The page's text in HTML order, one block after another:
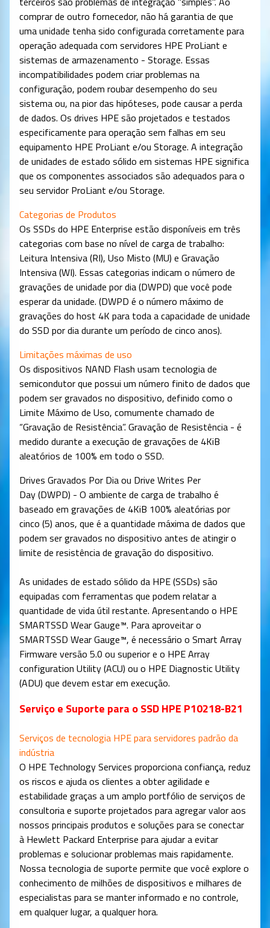
comprar de outro fornecedor, não há garantia de que
uma unidade tenha sido configurada corretamente para
operação adequada com servidores HPE ProLiant e
sistemas de armazenamento - Storage. Essas
incompatibilidades podem criar problemas na
configuração, podem roubar desempenho do seu
sistema ou, na pior das hipóteses, pode causar a perda
de dados. Os drives HPE são projetados e testados
especificamente para operação sem falhas em seu
equipamento HPE ProLiant e/ou Storage. A integração
de unidades de estado sólido em sistemas HPE significa
que os componentes associados são adequados para o
seu servidor ProLiant e/ou Storage.
Categorias de Produtos
Os SSDs do HPE Enterprise estão disponíveis em três
categorias com base no nível de carga de trabalho:
Leitura Intensiva (RI), Uso Misto (MU) e Gravação
Intensiva (WI). Essas categorias indicam o número de
gravações de unidade por dia (DWPD) que você pode
esperar da unidade. (DWPD é o número máximo de
gravações do host 4K para toda a capacidade de unidade
do SSD por dia durante um período de cinco anos).
Limitações máximas de uso
Os dispositivos NAND Flash usam tecnologia de
semicondutor que possui um número finito de dados que
podem ser gravados no dispositivo, definido como o
Limite Máximo de Uso, comumente chamado de
“Gravação de Resistência”. Gravação de Resistência - é
medido durante a execução de gravações de 4KiB
aleatórios de 100% em todo o SSD.
Drives Gravados Por Dia ou Drive Writes Per
Day (DWPD) - O ambiente de carga de trabalho é
baseado em gravações de 4KiB 100% aleatórias por
cinco (5) anos, que é a quantidade máxima de dados que
podem ser gravados no dispositivo antes de atingir o
limite de resistência de gravação do dispositivo.
As unidades de estado sólido da HPE (SSDs) são
equipadas com ferramentas que podem relatar a
quantidade de vida útil restante. Apresentando o HPE
SMARTSSD Wear Gauge™. Para aproveitar o
SMARTSSD Wear Gauge™, é necessário o Smart Array
Firmware versão 5.0 ou superior e o HPE Array
configuration Utility (ACU) ou o HPE Diagnostic Utility
(ADU) que devem estar em execução.
Serviço e Suporte para o SSD HPE P10218-B21
Serviços de tecnologia HPE para servidores padrão da
indústria
O HPE Technology Services proporciona confiança, reduz
os riscos e ajuda os clientes a obter agilidade e
estabilidade graças a um amplo portfólio de serviços de
consultoria e suporte projetados para agregar valor aos
nossos principais produtos e soluções para se conectar
à Hewlett Packard Enterprise para ajudar a evitar
problemas e solucionar problemas mais rapidamente.
Nossa tecnologia de suporte permite que você explore o
conhecimento de milhões de dispositivos e milhares de
especialistas para se manter informado e no controle,
em qualquer lugar, a qualquer hora.